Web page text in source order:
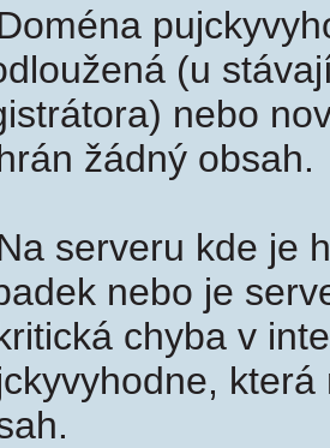
(u
nebo
žádný obsah.
serveru kde je
nebo je
chyba v